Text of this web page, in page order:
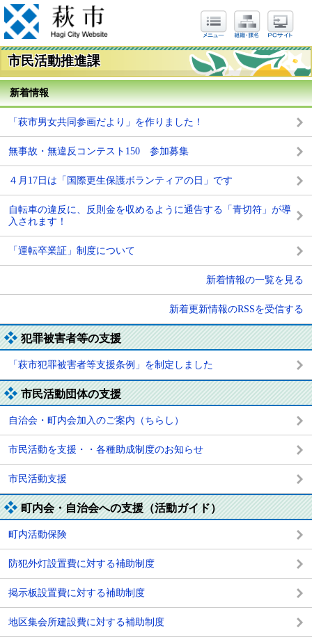
市民活動推進課
新着情報
「萩市男女共同参画だより」を作りました！
無事故・無違反コンテスト150 参加募集
４月17日は「国際更生保護ボランティアの日」です
自転車の違反に、反則金を収めるように通告する「青切符」が導
入されます！
「運転卒業証」制度について
新着情報の一覧を見る
新着更新情報のRSSを受信する
犯罪被害者等の支援
「萩市犯罪被害者等支援条例」を制定しました
市民活動団体の支援
自治会・町内会加入のご案内（ちらし）
市民活動を支援・・各種助成制度のお知らせ
市民活動支援
町内会・自治会への支援（活動ガイド）
町内活動保険
防犯外灯設置費に対する補助制度
掲示板設置費に対する補助制度
地区集会所建設費に対する補助制度